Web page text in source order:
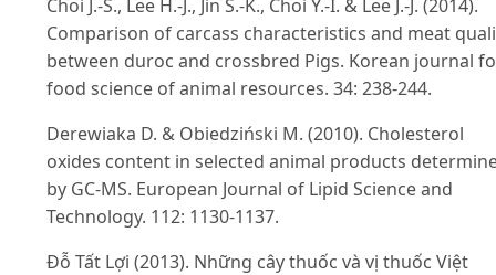
Choi J.-S., Lee H.-J., Jin S.-K., Choi Y.-I. & Lee J.-J. (2014).
Comparison of carcass characteristics and meat
between duroc and crossbred Pigs. Korean journal
food science of animal resources. 34: 238-244.
Derewiaka D. & Obiedziński M. (2010). Cholesterol
oxides content in selected animal products
by GC-MS. European Journal of Lipid Science and
Technology. 112: 1130-1137.
Đỗ Tất Lợi (2013). Những cây thuốc và vị thuốc Việt